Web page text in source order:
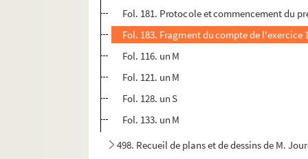
Fol. 181. Protocole et commencement du
Fol. 183. Fragment du compte de
Fol. 116. un M
Fol. 121. un M
Fol. 128. un S
Fol. 133. un M
498. Recueil de plans et de dessins de M.